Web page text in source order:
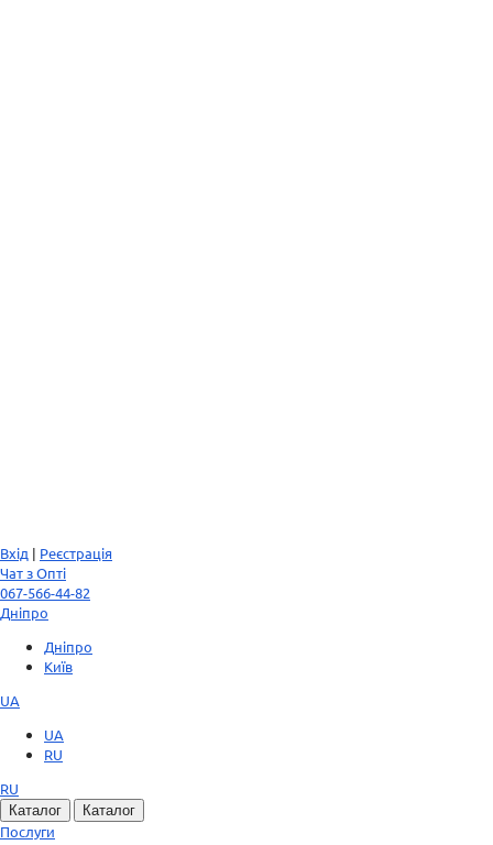
Вхід | Реєстрація
Чат з Опті
067-566-44-82
Дніпро
Дніпро
Київ
UA
UA
RU
RU
Каталог Каталог
Послуги